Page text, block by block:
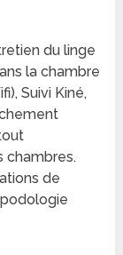
du linge
la chambre
Suivi Kiné,
chambres.
de